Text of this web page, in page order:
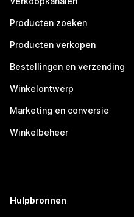
Producten zoeken
Producten verkopen
Bestellingen en verzending
Winkelontwerp
Marketing en conversie
Winkelbeheer
Hulpbronnen